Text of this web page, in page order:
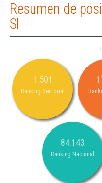
Resumen de
Sl
1.501
Ranking Sectorial
84.143
Ranking Nacional